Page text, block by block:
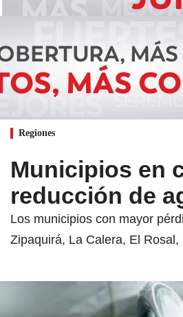
Regiones
Municipios en
reducción de
Los municipios con mayor
Zipaquirá, La Calera, El Rosal,